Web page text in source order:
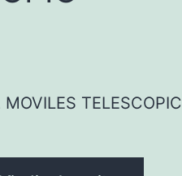
MOVILES TELESCOPIC